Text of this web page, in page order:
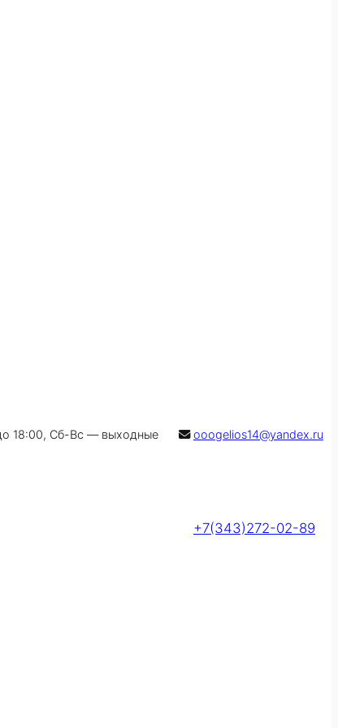
18:00, Сб-Вс — выходные ooogelios14@yandex.ru
+7(343)272-02-89